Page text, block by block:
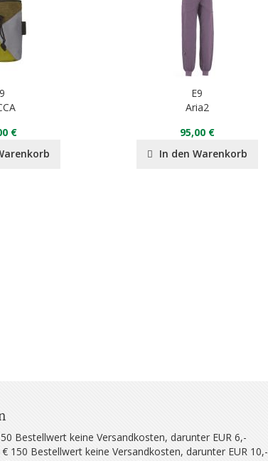
€
E9
Aria2
95,00 €
In den Warenkorb
Bestellwert keine Versandkosten, darunter EUR 6,-
150 Bestellwert keine Versandkosten, darunter EUR 10,-